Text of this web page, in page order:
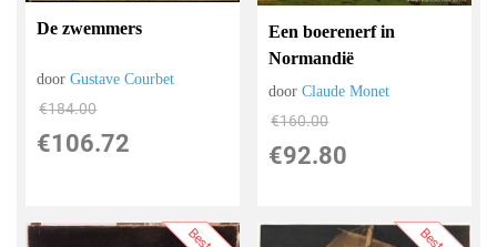
De zwemmers
doorGustave Courbet
€184.00
€106.72
Een boerenerf in
Normandië
doorClaude Monet
€160.00
€92.80